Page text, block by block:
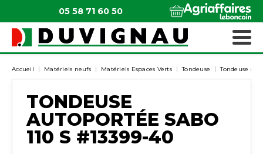
05 58 71 60 50
Accueil Matériels neufs Matériels Espaces Verts Tondeuse Tondeuse
TONDEUSE
AUTOPORTÉE SABO
110 S #13399-40